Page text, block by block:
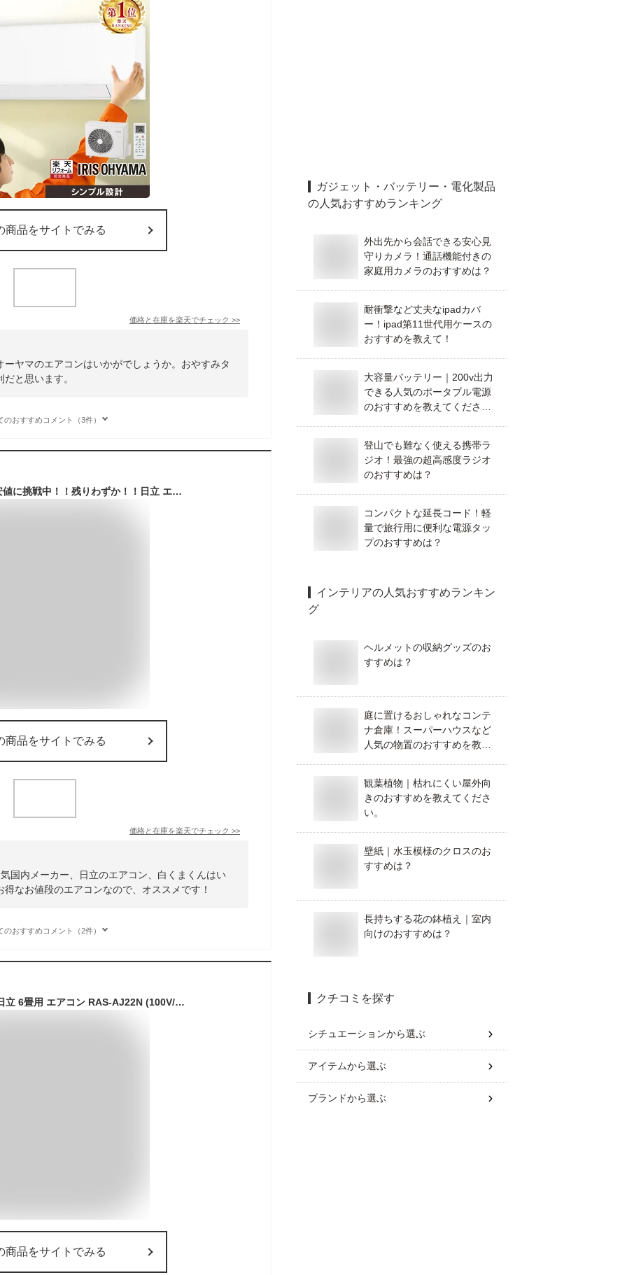
商品をサイトでみる
価格と在庫を楽天でチェック >>
ヤマのエアコンはいかがでしょうか。おやすみタ
と思います。
のおすすめコメント（3件）
【工事費込み！】最安値に挑戦中！！残りわずか！！日立 エアコン 6畳用 23年モデル 「AJシリーズ」 冷房 暖房 除湿 家庭用エアコン RAS-AJ22N-W 工事保証3年付！東京、千葉、埼玉、神奈川限定！！エアコン 6畳工事費込み
商品をサイトでみる
価格と在庫を楽天でチェック >>
国内メーカー、日立のエアコン、白くまくんはい
なお値段のエアコンなので、オススメです！
のおすすめコメント（2件）
【工事費 込セット】日立 6畳用 エアコン RAS-AJ22N (100V/15A) 送料無料 工事費込み 23年モデル ※エリア限定※
商品をサイトでみる
ガジェット・バッテリー・電化製品
の人気おすすめランキング
外出先から会話できる安心見
守りカメラ！通話機能付きの
家庭用カメラのおすすめは？
耐衝撃など丈夫なipadカバ
ー！ipad第11世代用ケースの
おすすめを教えて！
大容量バッテリー｜200v出力
できる人気のポータブル電源
のおすすめを教えてくださ
登山でも難なく使える携帯ラ
ジオ！最強の超高感度ラジオ
のおすすめは？
コンパクトな延長コード！軽
量で旅行用に便利な電源タッ
プのおすすめは？
インテリアの人気おすすめランキン
グ
ヘルメットの収納グッズのお
すすめは？
庭に置けるおしゃれなコンテ
ナ倉庫！スーパーハウスなど
人気の物置のおすすめを教え
観葉植物｜枯れにくい屋外向
きのおすすめを教えてくださ
い。
壁紙｜水玉模様のクロスのお
すすめは？
長持ちする花の鉢植え｜室内
向けのおすすめは？
クチコミを探す
シチュエーションから選ぶ
アイテムから選ぶ
ブランドから選ぶ